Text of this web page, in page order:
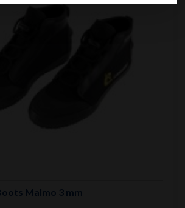
Malmo 3 mm